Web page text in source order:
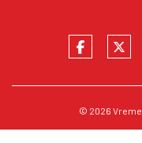
© 2026 Vreme